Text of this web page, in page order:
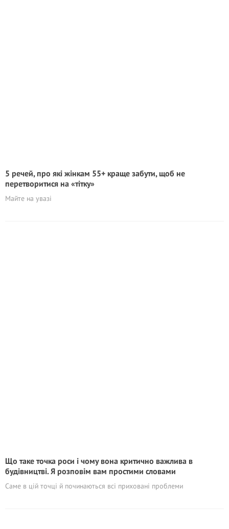
5 речей, про які жінкам 55+ краще забути, щоб не
перетворитися на «тітку»
Майте на увазі
Що таке точка роси і чому вона критично важлива в
будівництві. Я розповім вам простими словами
Саме в цій точці й починаються всі приховані проблеми